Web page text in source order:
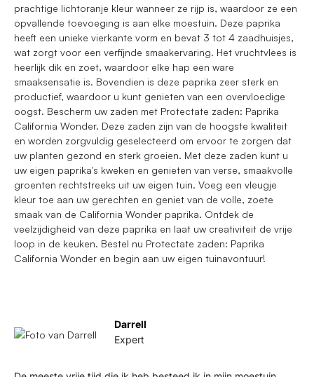
prachtige lichtoranje kleur wanneer ze rijp is, waardoor ze een
opvallende toevoeging is aan elke moestuin. Deze paprika
heeft een unieke vierkante vorm en bevat 3 tot 4 zaadhuisjes,
wat zorgt voor een verfijnde smaakervaring. Het vruchtvlees is
heerlijk dik en zoet, waardoor elke hap een ware
smaaksensatie is. Bovendien is deze paprika zeer sterk en
productief, waardoor u kunt genieten van een overvloedige
oogst. Bescherm uw zaden met Protectate zaden: Paprika
California Wonder. Deze zaden zijn van de hoogste kwaliteit
en worden zorgvuldig geselecteerd om ervoor te zorgen dat
uw planten gezond en sterk groeien. Met deze zaden kunt u
uw eigen paprika's kweken en genieten van verse, smaakvolle
groenten rechtstreeks uit uw eigen tuin. Voeg een vleugje
kleur toe aan uw gerechten en geniet van de volle, zoete
smaak van de California Wonder paprika. Ontdek de
veelzijdigheid van deze paprika en laat uw creativiteit de vrije
loop in de keuken. Bestel nu Protectate zaden: Paprika
California Wonder en begin aan uw eigen tuinavontuur!
Darrell
Expert